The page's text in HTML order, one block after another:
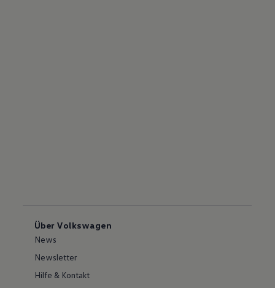
Über Volkswagen
News
Newsletter
Hilfe & Kontakt